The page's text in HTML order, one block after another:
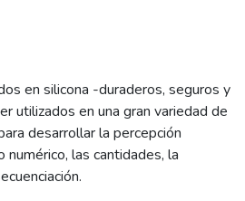
en silicona -duraderos, seguros y
utilizados en una gran variedad de
desarrollar la percepción
las cantidades, la